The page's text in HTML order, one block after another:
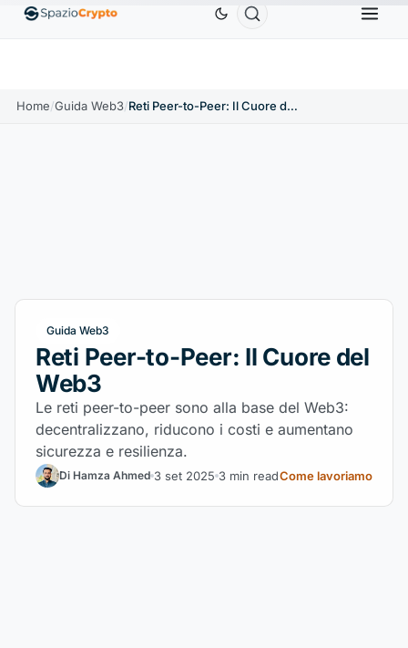
↑1.90% TetherUSDT ↑0.00% BNBBNB ↑2.10%
Home/Guida Web3/ Reti Peer-to-Peer: Il Cuore del Web3
Guida Web3
Reti Peer-to-Peer: Il Cuore del
Web3
Le reti peer-to-peer sono alla base del Web3:
decentralizzano, riducono i costi e aumentano
sicurezza e resilienza.
Di Hamza Ahmed 3 set 2025 3 min readCome lavoriamo